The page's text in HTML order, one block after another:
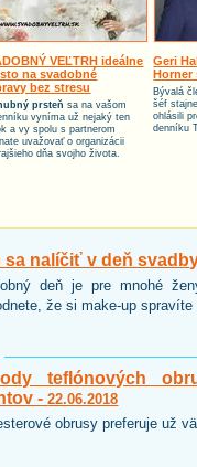
VEĽTRH ideálne
na svadobné
bez stresu
prsteň sa na vašom
vyníma už nejaký ten
a vy spolu s partnerom
uvažovať o organizácii
dňa svojho života.
Geri
Horner
Bývalá
šéf
ohlásili
denníku
sa nalíčiť v deň
deň je pre mnohé
že si make-up
teflónových
-22.06.2018
obrusy preferuje už